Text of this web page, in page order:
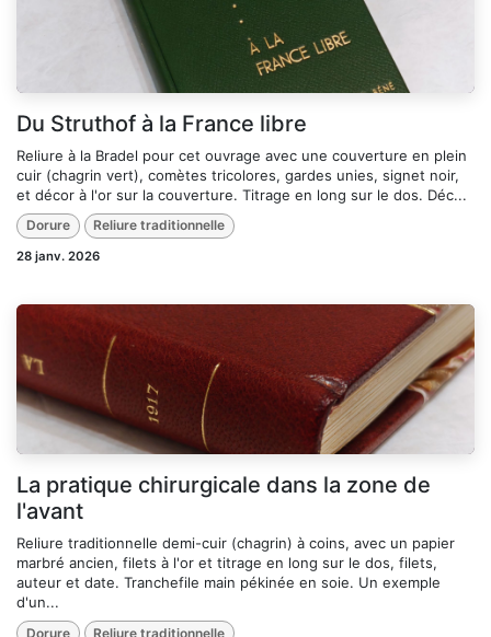
Du Struthof à la France libre
Reliure à la Bradel pour cet ouvrage avec une couverture en plein
cuir (chagrin vert), comètes tricolores, gardes unies, signet noir,
et décor à l'or sur la couverture. Titrage en long sur le dos. Déc...
Dorure Reliure traditionnelle
28 janv. 2026
La pratique chirurgicale dans la zone de
l'avant
Reliure traditionnelle demi-cuir (chagrin) à coins, avec un papier
marbré ancien, filets à l'or et titrage en long sur le dos, filets,
auteur et date. Tranchefile main pékinée en soie. Un exemple
d'un...
Dorure Reliure traditionnelle